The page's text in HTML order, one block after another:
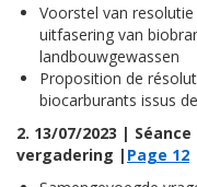
Voorstel van
uitfasering van
landbouwgewassen
Proposition de
biocarburants issus
2. 13/07/2023 |
vergadering | Page 12